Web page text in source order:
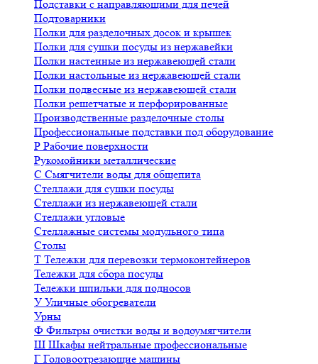
Подставки с направляющими для печей
Подтоварники
Полки для разделочных досок и крышек
Полки для сушки посуды из нержавейки
Полки настенные из нержавеющей стали
Полки настольные из нержавеющей стали
Полки подвесные из нержавеющей стали
Полки решетчатые и перфорированные
Производственные разделочные столы
Профессиональные подставки под оборудование
Р Рабочие поверхности
Рукомойники металлические
С Смягчители воды для общепита
Стеллажи для сушки посуды
Стеллажи из нержавеющей стали
Стеллажи угловые
Стеллажные системы модульного типа
Столы
Т Тележки для перевозки термоконтейнеров
Тележки для сбора посуды
Тележки шпильки для подносов
У Уличные обогреватели
Урны
Ф Фильтры очистки воды и водоумягчители
Ш Шкафы нейтральные профессиональные
Г Головоотрезающие машины